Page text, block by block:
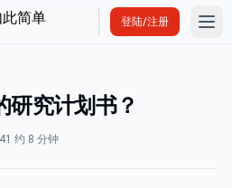
登陆/注册
研究计划书？
·约 8 分钟